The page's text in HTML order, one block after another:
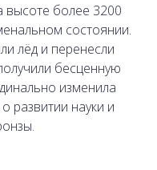
высоте более 3200
состоянии.
лёд и перенесли
бесценную
изменила
развитии науки и